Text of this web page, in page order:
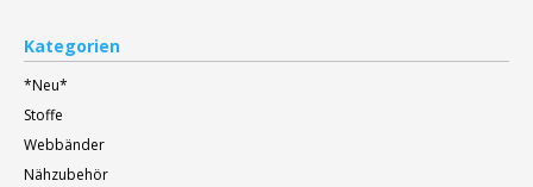
Kategorien
*Neu*
Stoffe
Webbänder
Nähzubehör